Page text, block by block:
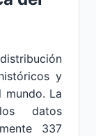
y
mundo. La
datos
337